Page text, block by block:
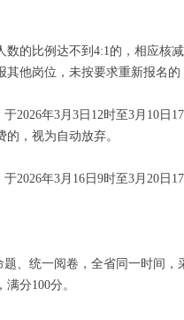
的比例达不到4:1的，相应核
他岗位，未按要求重新报名的
2026年3月3日12时至3月10日
，视为自动放弃。
2026年3月16日9时至3月20日
、统一阅卷，全省同一时间
分100分。